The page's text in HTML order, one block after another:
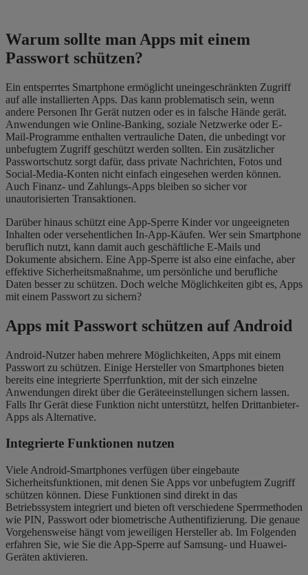
Warum sollte man Apps mit einem
Passwort schützen?
Ein entsperrtes Smartphone ermöglicht uneingeschränkten Zugriff
auf alle installierten Apps. Das kann problematisch sein, wenn
andere Personen Ihr Gerät nutzen oder es in falsche Hände gerät.
Anwendungen wie Online-Banking, soziale Netzwerke oder E-
Mail-Programme enthalten vertrauliche Daten, die unbedingt vor
unbefugtem Zugriff geschützt werden sollten. Ein zusätzlicher
Passwortschutz sorgt dafür, dass private Nachrichten, Fotos und
Social-Media-Konten nicht einfach eingesehen werden können.
Auch Finanz- und Zahlungs-Apps bleiben so sicher vor
unautorisierten Transaktionen.
Darüber hinaus schützt eine App-Sperre Kinder vor ungeeigneten
Inhalten oder versehentlichen In-App-Käufen. Wer sein Smartphone
beruflich nutzt, kann damit auch geschäftliche E-Mails und
Dokumente absichern. Eine App-Sperre ist also eine einfache, aber
effektive Sicherheitsmaßnahme, um persönliche und berufliche
Daten besser zu schützen. Doch welche Möglichkeiten gibt es, Apps
mit einem Passwort zu sichern?
Apps mit Passwort schützen auf Android
Android-Nutzer haben mehrere Möglichkeiten, Apps mit einem
Passwort zu schützen. Einige Hersteller von Smartphones bieten
bereits eine integrierte Sperrfunktion, mit der sich einzelne
Anwendungen direkt über die Geräteeinstellungen sichern lassen.
Falls Ihr Gerät diese Funktion nicht unterstützt, helfen Drittanbieter-
Apps als Alternative.
Integrierte Funktionen nutzen
Viele Android-Smartphones verfügen über eingebaute
Sicherheitsfunktionen, mit denen Sie Apps vor unbefugtem Zugriff
schützen können. Diese Funktionen sind direkt in das
Betriebssystem integriert und bieten oft verschiedene Sperrmethoden
wie PIN, Passwort oder biometrische Authentifizierung. Die genaue
Vorgehensweise hängt vom jeweiligen Hersteller ab. Im Folgenden
erfahren Sie, wie Sie die App-Sperre auf Samsung- und Huawei-
Geräten aktivieren.